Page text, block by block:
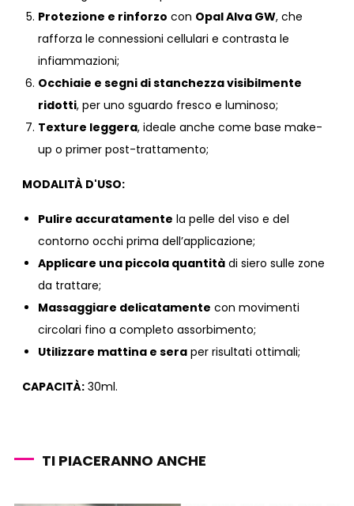
Protezione e rinforzo con Opal Alva GW, che
rafforza le connessioni cellulari e contrasta le
infiammazioni;
Occhiaie e segni di stanchezza visibilmente
ridotti, per uno sguardo fresco e luminoso;
Texture leggera, ideale anche come base make-
up o primer post-trattamento;
MODALITÀ D'USO:
Pulire accuratamente la pelle del viso e del
contorno occhi prima dell’applicazione;
Applicare una piccola quantità di siero sulle zone
da trattare;
Massaggiare delicatamente con movimenti
circolari fino a completo assorbimento;
Utilizzare mattina e sera per risultati ottimali;
CAPACITÀ: 30ml.
TI PIACERANNO ANCHE